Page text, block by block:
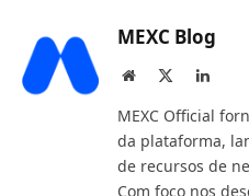
MEXC Blog
Website
MEXC Official
da plataforma,
de recursos de
Com foco nos